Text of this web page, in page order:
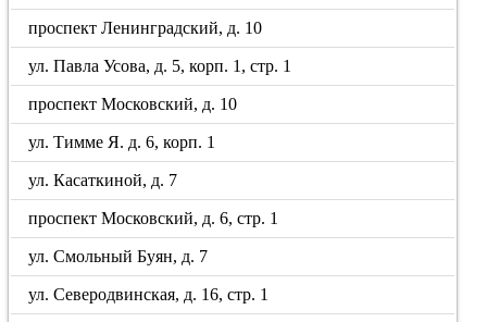
проспект Ленинградский, д. 10
ул. Павла Усова, д. 5, корп. 1, стр. 1
проспект Московский, д. 10
ул. Тимме Я. д. 6, корп. 1
ул. Касаткиной, д. 7
проспект Московский, д. 6, стр. 1
ул. Смольный Буян, д. 7
ул. Северодвинская, д. 16, стр. 1